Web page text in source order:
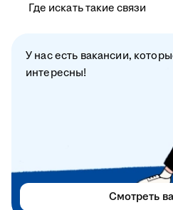
Где искать такие связи
У нас есть вакансии,
интересны!
Смотреть